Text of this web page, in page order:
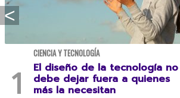
CIENCIA Y TECNOLOGÍA
El diseño de la tecnología no
debe dejar fuera a quienes
más la necesitan